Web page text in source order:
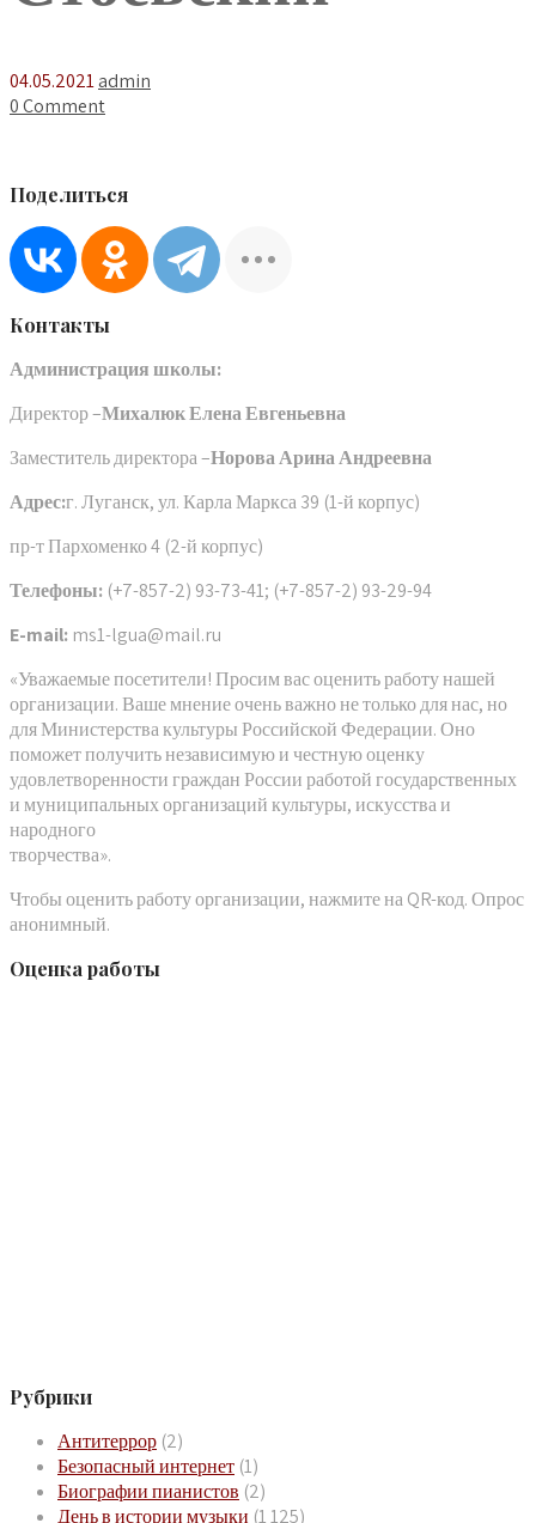
04.05.2021admin
0 Comment
Поделиться
Контакты
Администрация школы:
Директор –Михалюк Елена Евгеньевна
Заместитель директора –Норова Арина Андреевна
Адрес:г. Луганск, ул. Карла Маркса 39 (1-й корпус)
пр-т Пархоменко 4 (2-й корпус)
Телефоны: (+7-857-2) 93-73-41; (+7-857-2) 93-29-94
E-mail: ms1-lgua@mail.ru
«Уважаемые посетители! Просим вас оценить работу нашей
организации. Ваше мнение очень важно не только для нас, но
для Министерства культуры Российской Федерации. Оно
поможет получить независимую и честную оценку
удовлетворенности граждан России работой государственных
и муниципальных организаций культуры, искусства и
народного
творчества».
Чтобы оценить работу организации, нажмите на QR-код. Опрос
анонимный.
Оценка работы
Рубрики
Антитеррор (2)
Безопасный интернет (1)
Биографии пианистов (2)
День в истории музыки (1 125)